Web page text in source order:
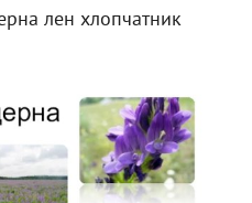
лен хлопчатник